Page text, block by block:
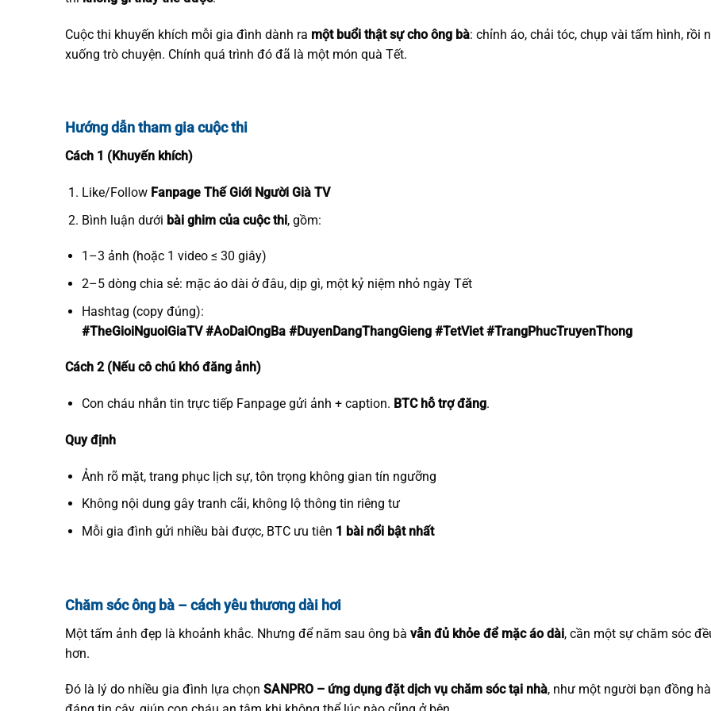
Cuộc thi khuyến khích mỗi gia đình dành ra một buổi thật sự cho ông bà: chỉnh áo, chải tóc, chụp vài tấm hình, rồi
xuống trò chuyện. Chính quá trình đó đã là một món quà Tết.
Hướng dẫn tham gia cuộc thi
Cách 1 (Khuyến khích)
Like/Follow Fanpage Thế Giới Người Già TV
Bình luận dưới bài ghim của cuộc thi, gồm:
1–3 ảnh (hoặc 1 video ≤ 30 giây)
2–5 dòng chia sẻ: mặc áo dài ở đâu, dịp gì, một kỷ niệm nhỏ ngày Tết
Hashtag (copy đúng):
#TheGioiNguoiGiaTV #AoDaiOngBa #DuyenDangThangGieng #TetViet #TrangPhucTruyenThong
Cách 2 (Nếu cô chú khó đăng ảnh)
Con cháu nhắn tin trực tiếp Fanpage gửi ảnh + caption. BTC hỗ trợ đăng.
Quy định
Ảnh rõ mặt, trang phục lịch sự, tôn trọng không gian tín ngưỡng
Không nội dung gây tranh cãi, không lộ thông tin riêng tư
Mỗi gia đình gửi nhiều bài được, BTC ưu tiên 1 bài nổi bật nhất
Chăm sóc ông bà – cách yêu thương dài hơi
Một tấm ảnh đẹp là khoảnh khắc. Nhưng để năm sau ông bà vẫn đủ khỏe để mặc áo dài, cần một sự chăm sóc
hơn.
Đó là lý do nhiều gia đình lựa chọn SANPRO – ứng dụng đặt dịch vụ chăm sóc tại nhà, như một người bạn đồng